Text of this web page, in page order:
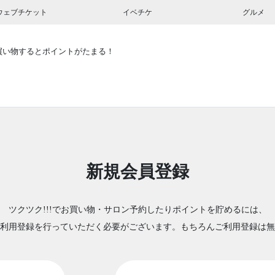
ェブチケット イベチケ グルメ
物するとポイントがたまる！
新規会員登録
ツクツク!!!でお買い物・サロン予約したりポイントを貯めるには、
用登録を行っていただく必要がございます。もちろんご利用登録は